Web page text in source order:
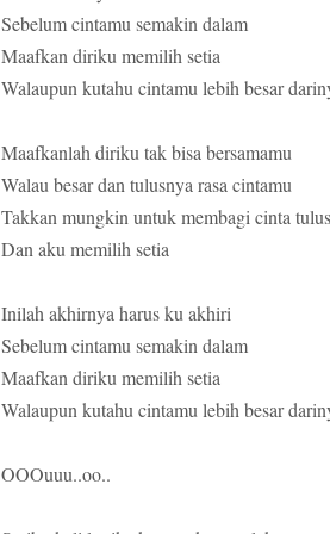
Sebelum cintamu semakin dalam
Maafkan diriku memilih setia
Walaupun kutahu cintamu lebih besar
Maafkanlah diriku tak bisa bersamamu
Walau besar dan tulusnya rasa cintamu
Takkan mungkin untuk membagi cinta
Dan aku memilih setia
Inilah akhirnya harus ku akhiri
Sebelum cintamu semakin dalam
Maafkan diriku memilih setia
Walaupun kutahu cintamu lebih besar
OOOuuu..oo..